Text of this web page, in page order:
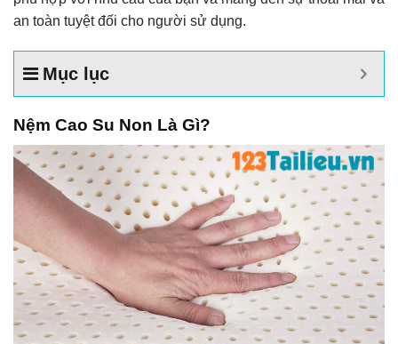
an toàn tuyệt đối cho người sử dụng.
Mục lục
Nệm Cao Su Non Là Gì?